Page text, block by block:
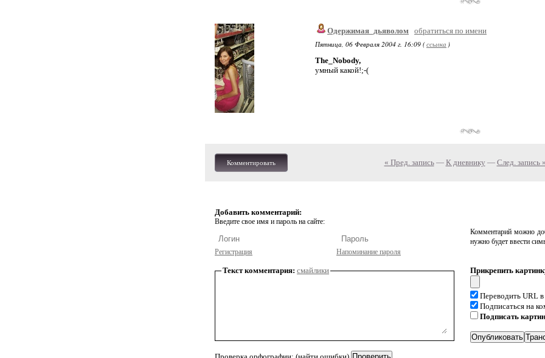
Одержимая_дьяволом обратиться по имени
Пятница, 06 Февраля 2004 г. 16:09 (ссылка )
The_Nobody,
умный какой!;-(
Комментировать « Пред. запись— К дневнику — След. запись »
Добавить комментарий:
Введите свое имя и пароль на сайте:
Регистрация Напоминание пароля
Комментарий можно
нужно будет ввести
Текст комментария: смайлики Прикрепить
Переводить URL
Подписаться на
Подписать